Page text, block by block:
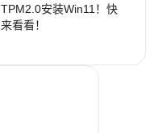
TPM2.0安装Win11！快
来看看！